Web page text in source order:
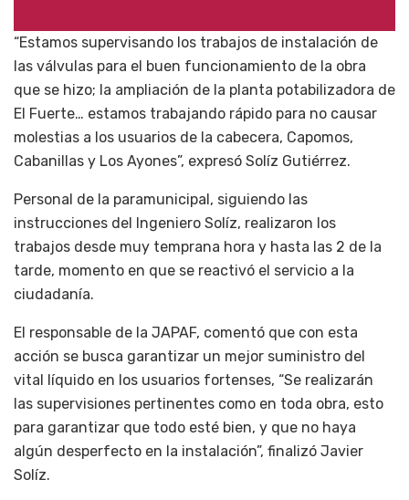
“Estamos supervisando los trabajos de instalación de
las válvulas para el buen funcionamiento de la obra
que se hizo; la ampliación de la planta potabilizadora de
El Fuerte… estamos trabajando rápido para no causar
molestias a los usuarios de la cabecera, Capomos,
Cabanillas y Los Ayones”, expresó Solíz Gutiérrez.
Personal de la paramunicipal, siguiendo las
instrucciones del Ingeniero Solíz, realizaron los
trabajos desde muy temprana hora y hasta las 2 de la
tarde, momento en que se reactivó el servicio a la
ciudadanía.
El responsable de la JAPAF, comentó que con esta
acción se busca garantizar un mejor suministro del
vital líquido en los usuarios fortenses, “Se realizarán
las supervisiones pertinentes como en toda obra, esto
para garantizar que todo esté bien, y que no haya
algún desperfecto en la instalación”, finalizó Javier
Solíz.